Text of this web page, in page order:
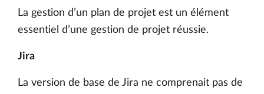
La gestion d’un plan de projet est un élément
essentiel d’une gestion de projet réussie.
Jira
La version de base de Jira ne comprenait pas de